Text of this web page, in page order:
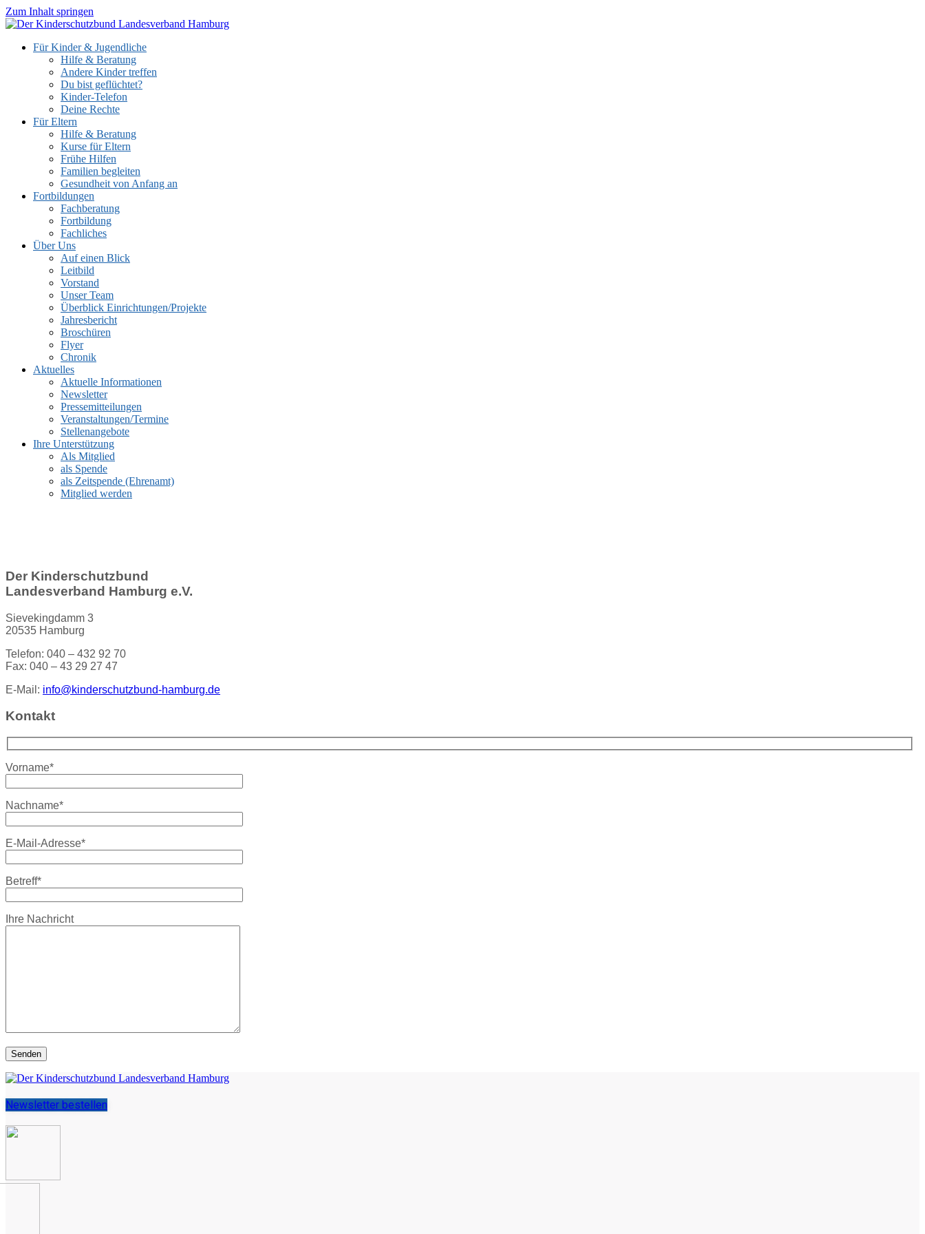
Zum Inhalt springen
Für Kinder & Jugendliche
Hilfe & Beratung
Andere Kinder treffen
Du bist geflüchtet?
Kinder-Telefon
Deine Rechte
Für Eltern
Hilfe & Beratung
Kurse für Eltern
Frühe Hilfen
Familien begleiten
Gesundheit von Anfang an
Fortbildungen
Fachberatung
Fortbildung
Fachliches
Über Uns
Auf einen Blick
Leitbild
Vorstand
Unser Team
Überblick Einrichtungen/Projekte
Jahresbericht
Broschüren
Flyer
Chronik
Aktuelles
Aktuelle Informationen
Newsletter
Pressemitteilungen
Veranstaltungen/Termine
Stellenangebote
Ihre Unterstützung
Als Mitglied
als Spende
als Zeitspende (Ehrenamt)
Mitglied werden
Der Kinderschutzbund
Landesverband Hamburg e.V.
Sievekingdamm 3
20535 Hamburg
Telefon: 040 – 432 92 70
Fax: 040 – 43 29 27 47
E-Mail: info@kinderschutzbund-hamburg.de
Kontakt
Vorname*
Nachname*
E-Mail-Adresse*
Betreff*
Ihre Nachricht
Newsletter bestellen